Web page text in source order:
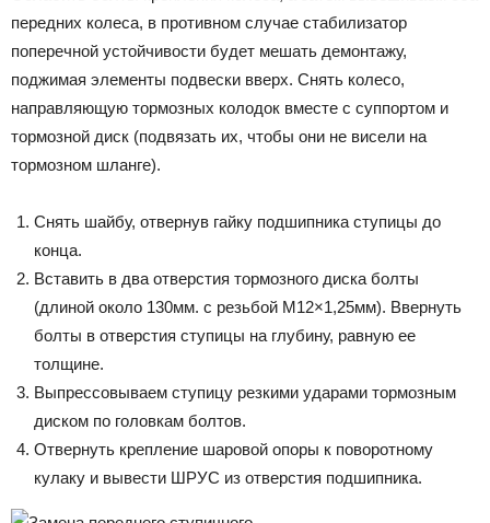
передних колеса, в противном случае стабилизатор
поперечной устойчивости будет мешать демонтажу,
поджимая элементы подвески вверх. Снять колесо,
направляющую тормозных колодок вместе с суппортом и
тормозной диск (подвязать их, чтобы они не висели на
тормозном шланге).
Снять шайбу, отвернув гайку подшипника ступицы до
конца.
Вставить в два отверстия тормозного диска болты
(длиной около 130мм. с резьбой М12×1,25мм). Ввернуть
болты в отверстия ступицы на глубину, равную ее
толщине.
Выпрессовываем ступицу резкими ударами тормозным
диском по головкам болтов.
Отвернуть крепление шаровой опоры к поворотному
кулаку и вывести ШРУС из отверстия подшипника.